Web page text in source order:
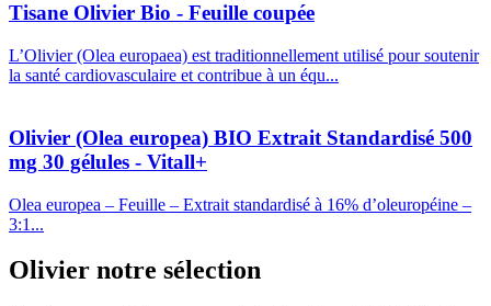
Tisane Olivier Bio - Feuille coupée
L’Olivier (Olea europaea) est traditionnellement utilisé pour soutenir
la santé cardiovasculaire et contribue à un équ...
Olivier (Olea europea) BIO Extrait Standardisé 500
mg 30 gélules - Vitall+
Olea europea – Feuille – Extrait standardisé à 16% d’oleuropéine –
3:1...
Olivier notre sélection